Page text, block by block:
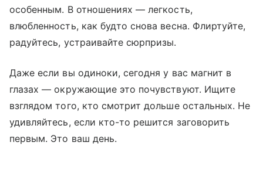
особенным. В отношениях — легкость,
влюбленность, как будто снова весна. Флиртуйте,
радуйтесь, устраивайте сюрпризы.
Даже если вы одиноки, сегодня у вас магнит в
глазах — окружающие это почувствуют. Ищите
взглядом того, кто смотрит дольше остальных. Не
удивляйтесь, если кто-то решится заговорить
первым. Это ваш день.